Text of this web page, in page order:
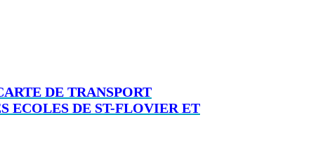
DE TRANSPORT
ECOLES DE ST-FLOVIER ET